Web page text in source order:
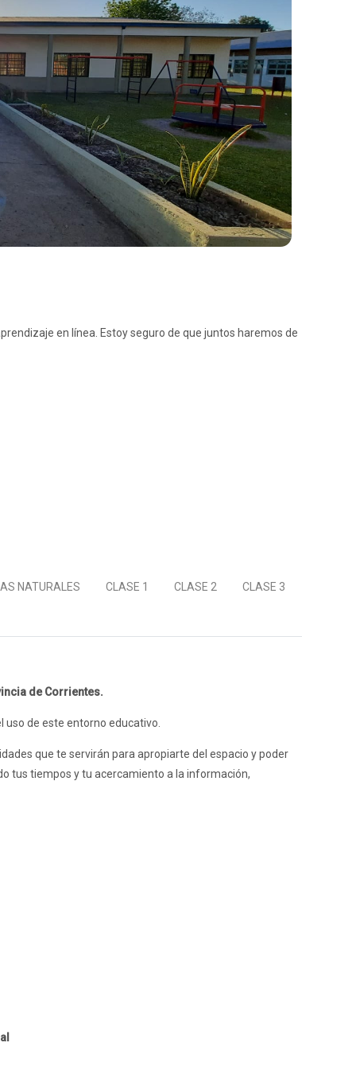
en línea. Estoy seguro de que juntos haremos de
NATURALES CLASE 1 CLASE 2 CLASE 3
de Corrientes.
de este entorno educativo.
que te servirán para apropiarte del espacio y poder
tus tiempos y tu acercamiento a la información,